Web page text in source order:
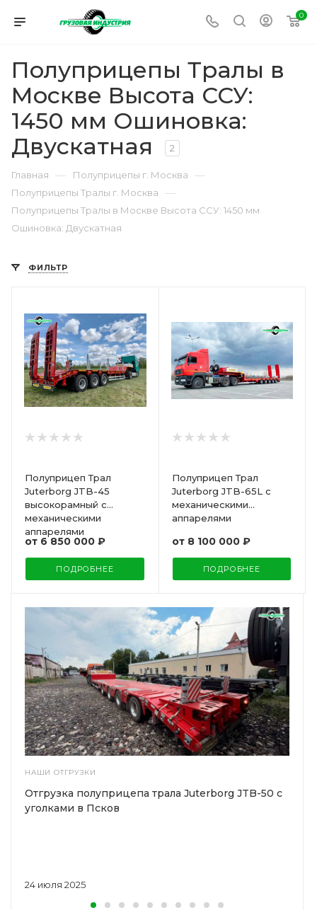
0
Полуприцепы Тралы в
Москве Высота ССУ:
1450 мм Ошиновка:
Двускатная
2
Главная — Полуприцепы г. Москва —
Полуприцепы Тралы г. Москва —
Полуприцепы Тралы в Москве Высота ССУ: 1450 мм
Ошиновка: Двускатная
ФИЛЬТР
Полуприцеп Трал
Juterborg JTB-45
высокорамный с
механическими
аппарелями
от 6 850 000 ₽
ПОДРОБНЕЕ
Полуприцеп Трал
Juterborg JTB-65L с
механическими
аппарелями
от 8 100 000 ₽
ПОДРОБНЕЕ
НАШИ ОТГРУЗКИ
24 июля 2025
Отгрузка полуприцепа трала Juterborg JTB-50 с
уголками в Псков